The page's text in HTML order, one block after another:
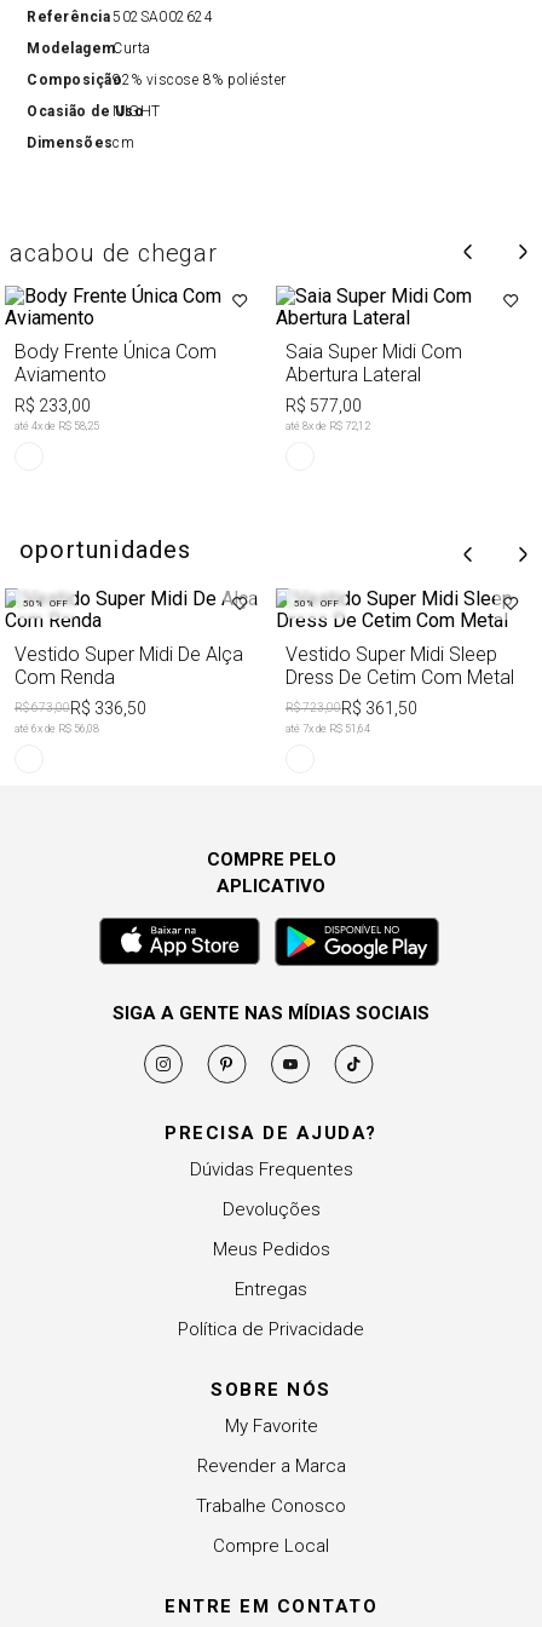
Referência502SA002624
ModelagemCurta
Composição92% viscose 8% poliéster
Ocasião de Uso
NIGHT
Dimensõescm
acabou de chegar
Body Frente Única Com
Aviamento
R$ 233,00
até 4x de R$ 58,25
Saia Super Midi Com
Abertura Lateral
R$ 577,00
até 8x de R$ 72,12
oportunidades
50% OFF
Vestido Super Midi De Alça
Com Renda
R$ 673,00R$ 336,50
até 6x de R$ 56,08
50% OFF
Vestido Super Midi Sleep
Dress De Cetim Com Metal
R$ 723,00R$ 361,50
até 7x de R$ 51,64
PRECISA DE AJUDA?
Dúvidas Frequentes
Devoluções
Meus Pedidos
Entregas
Política de Privacidade
SOBRE NÓS
My Favorite
Revender a Marca
Trabalhe Conosco
Compre Local
ENTRE EM CONTATO
COMPRE PELO
APLICATIVO
SIGA A GENTE NAS MÍDIAS SOCIAIS